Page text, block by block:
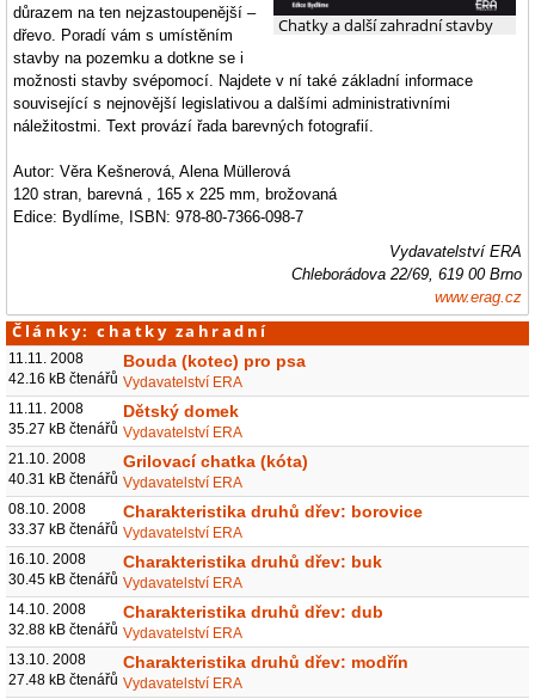
Chatky a další zahradní stavby
důrazem na ten nejzastoupenější –
dřevo. Poradí vám s umístěním
stavby na pozemku a dotkne se i
možnosti stavby svépomocí. Najdete v ní také základní informace
související s nejnovější legislativou a dalšími administrativními
náležitostmi. Text provází řada barevných fotografií.
Autor: Věra Kešnerová, Alena Müllerová
120 stran, barevná , 165 x 225 mm, brožovaná
Edice: Bydlíme, ISBN: 978-80-7366-098-7
Vydavatelství ERA
Chleborádova 22/69, 619 00 Brno
www.erag.cz
Články: chatky zahradní
11.11. 2008
42.16 kB čtenářů
Bouda (kotec) pro psa
Vydavatelství ERA
11.11. 2008
35.27 kB čtenářů
Dětský domek
Vydavatelství ERA
21.10. 2008
40.31 kB čtenářů
Grilovací chatka (kóta)
Vydavatelství ERA
08.10. 2008
33.37 kB čtenářů
Charakteristika druhů dřev: borovice
Vydavatelství ERA
16.10. 2008
30.45 kB čtenářů
Charakteristika druhů dřev: buk
Vydavatelství ERA
14.10. 2008
32.88 kB čtenářů
Charakteristika druhů dřev: dub
Vydavatelství ERA
13.10. 2008
27.48 kB čtenářů
Charakteristika druhů dřev: modřín
Vydavatelství ERA